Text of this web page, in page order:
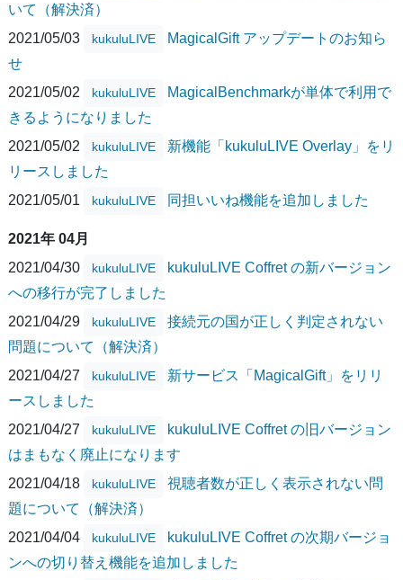
いて（解決済）
2021/05/03
kukuluLIVE
MagicalGift アップデートのお知ら
せ
2021/05/02
kukuluLIVE
MagicalBenchmarkが単体で利用で
きるようになりました
2021/05/02
kukuluLIVE
新機能「kukuluLIVE Overlay」をリ
リースしました
2021/05/01
kukuluLIVE 同担いいね機能を追加しました
2021年 04月
2021/04/30
kukuluLIVE
kukuluLIVE Coffret の新バージョン
への移行が完了しました
2021/04/29
kukuluLIVE
接続元の国が正しく判定されない
問題について（解決済）
2021/04/27
kukuluLIVE
新サービス「MagicalGift」をリリ
ースしました
2021/04/27
kukuluLIVE
kukuluLIVE Coffret の旧バージョン
はまもなく廃止になります
2021/04/18
kukuluLIVE
視聴者数が正しく表示されない問
題について（解決済）
2021/04/04
kukuluLIVE
kukuluLIVE Coffret の次期バージョ
ンへの切り替え機能を追加しました